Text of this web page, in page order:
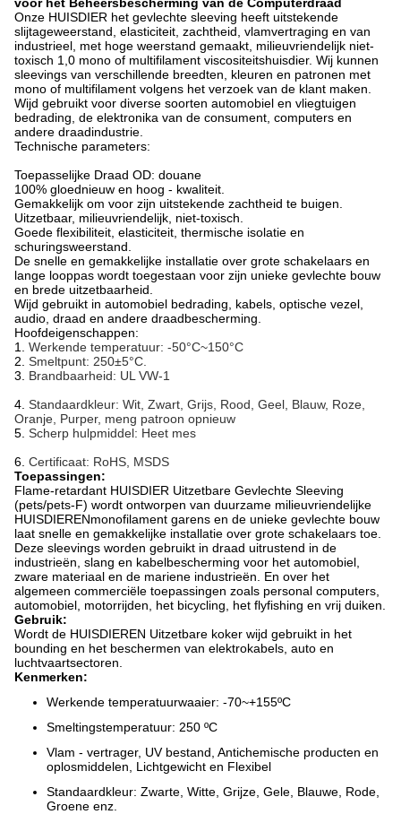
Onze HUISDIER het gevlechte sleeving heeft uitstekende
slijtageweerstand, elasticiteit, zachtheid, vlamvertraging en van
industrieel, met hoge weerstand gemaakt, milieuvriendelijk niet-
toxisch 1,0 mono of multifilament viscositeitshuisdier. Wij kunnen
sleevings van verschillende breedten, kleuren en patronen met
mono of multifilament volgens het verzoek van de klant maken.
Wijd gebruikt voor diverse soorten automobiel en vliegtuigen
bedrading, de elektronika van de consument, computers en
andere draadindustrie.
Technische parameters:
Toepasselijke Draad OD: douane
100% gloednieuw en hoog - kwaliteit.
Gemakkelijk om voor zijn uitstekende zachtheid te buigen.
Uitzetbaar, milieuvriendelijk, niet-toxisch.
Goede flexibiliteit, elasticiteit, thermische isolatie en
schuringsweerstand.
De snelle en gemakkelijke installatie over grote schakelaars en
lange looppas wordt toegestaan voor zijn unieke gevlechte bouw
en brede uitzetbaarheid.
Wijd gebruikt in automobiel bedrading, kabels, optische vezel,
audio, draad en andere draadbescherming.
Hoofdeigenschappen:
1. Werkende temperatuur: -50°C~150°C
2. Smeltpunt: 250±5°C.
3. Brandbaarheid: UL VW-1
4. Standaardkleur: Wit, Zwart, Grijs, Rood, Geel, Blauw, Roze,
Oranje, Purper, meng patroon opnieuw
5. Scherp hulpmiddel: Heet mes
6. Certificaat: RoHS, MSDS
Toepassingen:
Flame-retardant HUISDIER Uitzetbare Gevlechte Sleeving
(pets/pets-F) wordt ontworpen van duurzame milieuvriendelijke
HUISDIERENmonofilament garens en de unieke gevlechte bouw
laat snelle en gemakkelijke installatie over grote schakelaars toe.
Deze sleevings worden gebruikt in draad uitrustend in de
industrieën, slang en kabelbescherming voor het automobiel,
zware materiaal en de mariene industrieën. En over het
algemeen commerciële toepassingen zoals personal computers,
automobiel, motorrijden, het bicycling, het flyfishing en vrij duiken.
Gebruik:
Wordt de HUISDIEREN Uitzetbare koker wijd gebruikt in het
bounding en het beschermen van elektrokabels, auto en
luchtvaartsectoren.
Kenmerken:
Werkende temperatuurwaaier: -70~+155ºC
Smeltingstemperatuur: 250 ºC
Vlam - vertrager, UV bestand, Antichemische producten en
oplosmiddelen, Lichtgewicht en Flexibel
Standaardkleur: Zwarte, Witte, Grijze, Gele, Blauwe, Rode,
Groene enz.